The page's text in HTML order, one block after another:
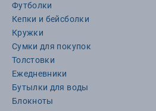
Футболки
Кепки и бейсболки
Кружки
Сумки для покупок
Толстовки
Ежедневники
Бутылки для воды
Блокноты